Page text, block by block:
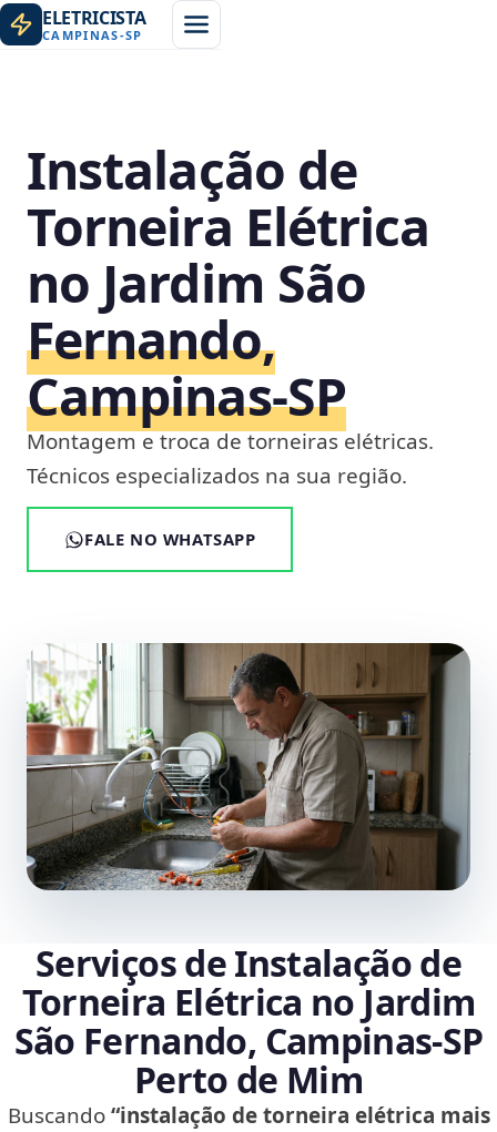
ELETRICISTA
CAMPINAS-SP
Instalação de
Torneira Elétrica
no Jardim São
Fernando,
Campinas‑SP
Montagem e troca de torneiras elétricas.
Técnicos especializados na sua região.
FALE NO WHATSAPP
Serviços de Instalação de
Torneira Elétrica no Jardim
São Fernando, Campinas‑SP
Perto de Mim
Buscando“instalação de torneira elétrica mais